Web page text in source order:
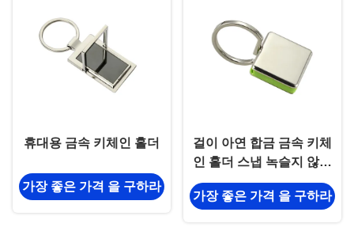
휴대용 금속 키체인 홀더
가장 좋은 가격 을 구하라
걸이 아연 합금 금속 키체
인 홀더 스냅 녹슬지 않는
새겨진 금속 열쇠 고리
가장 좋은 가격 을 구하라